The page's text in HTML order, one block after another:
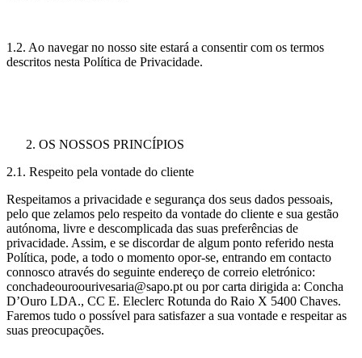
1.2. Ao navegar no nosso site estará a consentir com os termos
descritos nesta Política de Privacidade.
OS NOSSOS PRINCÍPIOS
2.1. Respeito pela vontade do cliente
Respeitamos a privacidade e segurança dos seus dados pessoais,
pelo que zelamos pelo respeito da vontade do cliente e sua gestão
autónoma, livre e descomplicada das suas preferências de
privacidade. Assim, e se discordar de algum ponto referido nesta
Política, pode, a todo o momento opor-se, entrando em contacto
connosco através do seguinte endereço de correio eletrónico:
conchadeouroourivesaria@sapo.pt ou por carta dirigida a: Concha
D’Ouro LDA., CC E. Eleclerc Rotunda do Raio X 5400 Chaves.
Faremos tudo o possível para satisfazer a sua vontade e respeitar as
suas preocupações.